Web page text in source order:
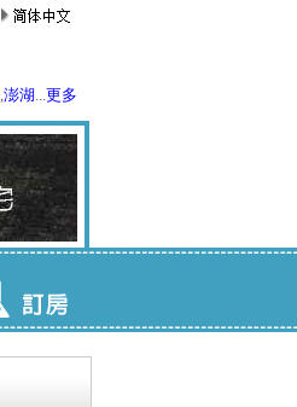
,澎湖...更多